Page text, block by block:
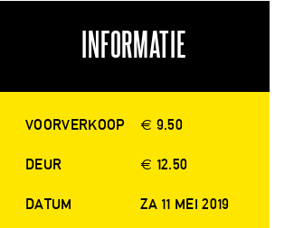
INFORMATIE
VOORVERKOOP € 9.50
DEUR € 12.50
DATUM ZA 11 MEI 2019